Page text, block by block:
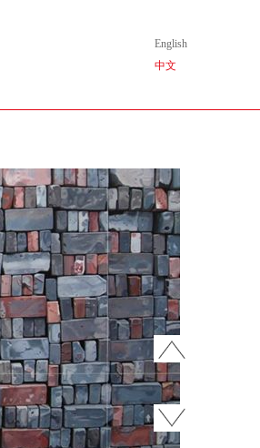
English
中文